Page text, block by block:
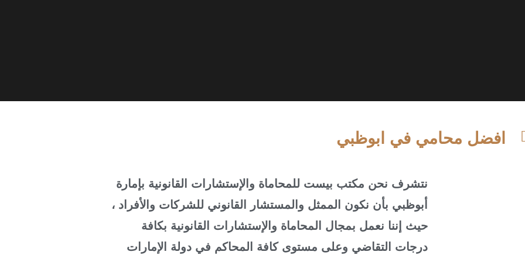
افضل محامي في ابوظبي
نتشرف نحن مكتب بيست للمحاماة والإستشارات القانونية بإمارة
أبوظبي بأن نكون الممثل والمستشار القانوني للشركات والأفراد ،
حيث إننا نعمل بمجال المحاماة والإستشارات القانونية بكافة
درجات التقاضي وعلى مستوى كافة المحاكم في دولة الإمارات